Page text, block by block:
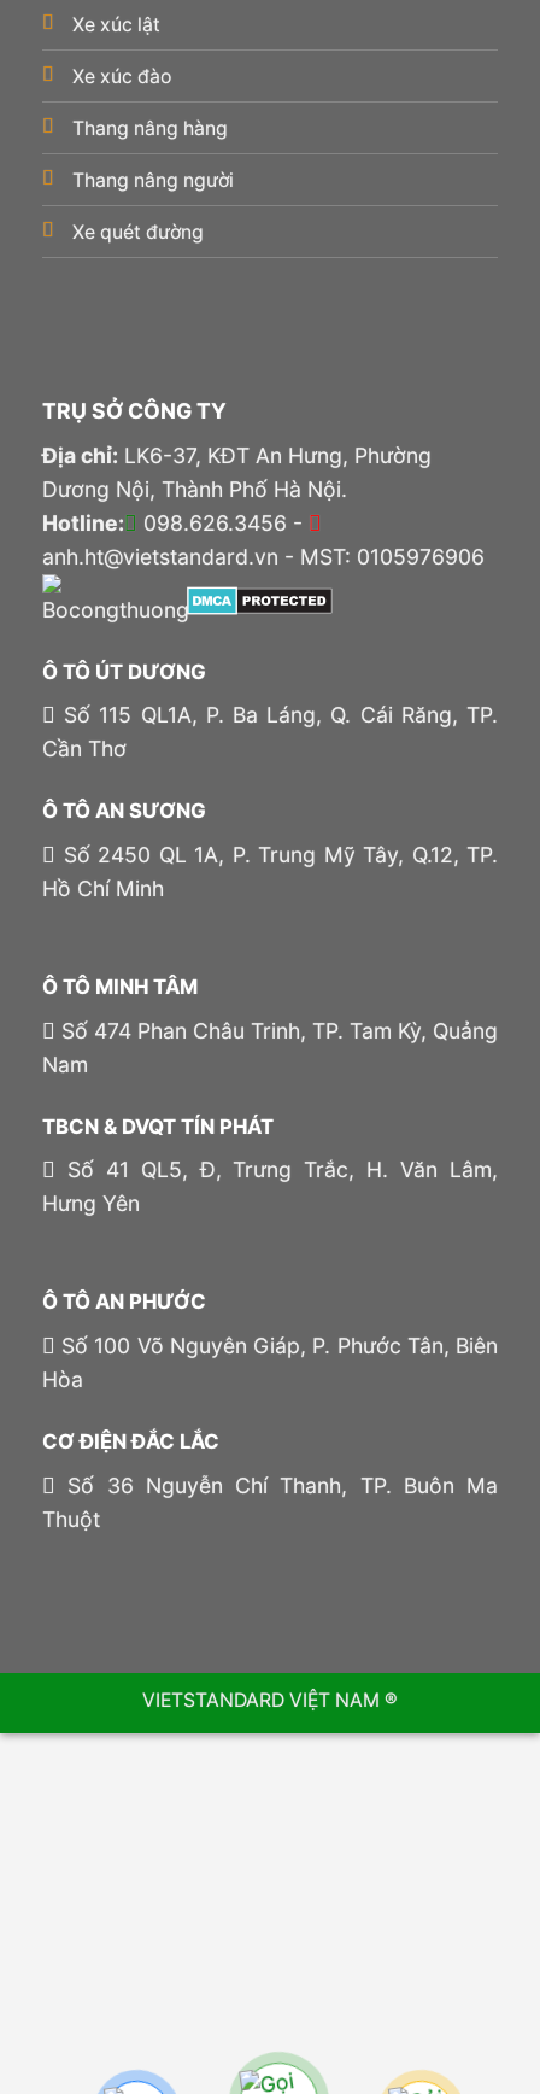
Xe xúc lật
Xe xúc đào
Thang nâng hàng
Thang nâng người
Xe quét đường
TRỤ SỞ CÔNG TY
Địa chỉ: LK6-37, KĐT An Hưng, Phường
Dương Nội, Thành Phố Hà Nội.
Hotline:
098.626.3456 -
anh.ht@vietstandard.vn - MST: 0105976906
Ô TÔ ÚT DƯƠNG
Số 115 QL1A, P. Ba Láng, Q. Cái Răng, TP.
Cần Thơ
Ô TÔ AN SƯƠNG
Số 2450 QL 1A, P. Trung Mỹ Tây, Q.12, TP.
Hồ Chí Minh
Ô TÔ MINH TÂM
Số 474 Phan Châu Trinh, TP. Tam Kỳ, Quảng
Nam
TBCN & DVQT TÍN PHÁT
Số 41 QL5, Đ, Trưng Trắc, H. Văn Lâm,
Hưng Yên
Ô TÔ AN PHƯỚC
Số 100 Võ Nguyên Giáp, P. Phước Tân, Biên
Hòa
CƠ ĐIỆN ĐẮC LẮC
Số 36 Nguyễn Chí Thanh, TP. Buôn Ma
Thuột
VIETSTANDARD VIỆT NAM ®